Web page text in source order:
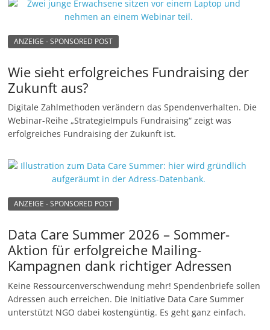
ANZEIGE - SPONSORED POST
Wie sieht erfolgreiches Fundraising der
Zukunft aus?
Digitale Zahlmethoden verändern das Spendenverhalten. Die
Webinar-Reihe „StrategieImpuls Fundraising“ zeigt was
erfolgreiches Fundraising der Zukunft ist.
ANZEIGE - SPONSORED POST
Data Care Summer 2026 – Sommer-
Aktion für erfolgreiche Mailing-
Kampagnen dank richtiger Adressen
Keine Ressourcenverschwendung mehr! Spendenbriefe sollen
Adressen auch erreichen. Die Initiative Data Care Summer
unterstützt NGO dabei kostengüntig. Es geht ganz einfach.